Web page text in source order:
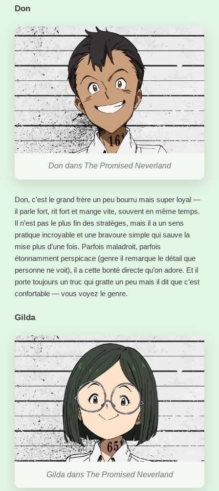
Don
Don dans The Promised Neverland
Don, c’est le grand frère un peu bourru mais super loyal —
il parle fort, rit fort et mange vite, souvent en même temps.
Il n’est pas le plus fin des stratèges, mais il a un sens
pratique incroyable et une bravoure simple qui sauve la
mise plus d’une fois. Parfois maladroit, parfois
étonnamment perspicace (genre il remarque le détail que
personne ne voit), il a cette bonté directe qu’on adore. Et il
porte toujours un truc qui gratte un peu mais il dit que c’est
confortable — vous voyez le genre.
Gilda
Gilda dans The Promised Neverland